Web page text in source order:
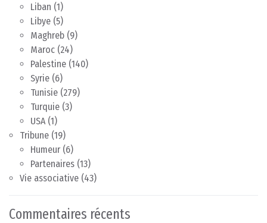
Liban (1)
Libye (5)
Maghreb (9)
Maroc (24)
Palestine (140)
Syrie (6)
Tunisie (279)
Turquie (3)
USA(1)
Tribune (19)
Humeur (6)
Partenaires (13)
Vie associative (43)
Commentaires récents